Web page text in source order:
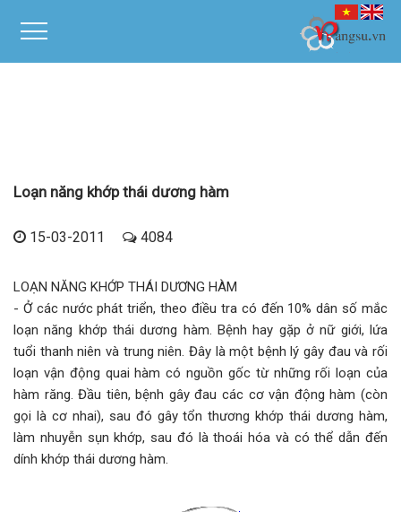
Loạn năng khớp thái dương hàm
15-03-2011 4084
LOẠN NĂNG KHỚP THÁI DƯƠNG HÀM
- Ở các nước phát triển, theo điều tra có đến 10% dân số mắc
loạn năng khớp thái dương hàm. Bệnh hay gặp ở nữ giới, lứa
tuổi thanh niên và trung niên. Đây là một bệnh lý gây đau và rối
loạn vận động quai hàm có nguồn gốc từ những rối loạn của
hàm răng. Đầu tiên, bệnh gây đau các cơ vận động hàm (còn
gọi là cơ nhai), sau đó gây tổn thương khớp thái dương hàm,
làm nhuyễn sụn khớp, sau đó là thoái hóa và có thể dẫn đến
dính khớp thái dương hàm.